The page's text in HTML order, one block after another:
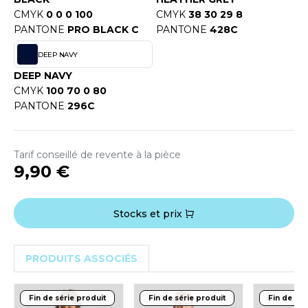
SHIRT
SHIRT
- BLOUSON
COOL
HOODS
T'S
CMYK 0 0 0 100
PANTONE PRO BLACK C
CMYK 38 30 29 8
PANTONE 428C
DEEP NAVY
DEEP NAVY
CMYK 100 70 0 80
PANTONE 296C
Tarif conseillé de revente à la pièce
9,90 €
Stocks et prix
PRODUITS ASSOCIÉS
Fin de série produit Fin de série produit Fin de